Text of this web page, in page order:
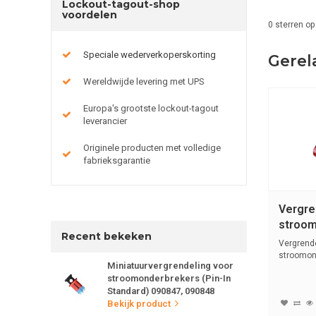
Lockout-tagout-shop
voordelen
Speciale wederverkoperskorting
Wereldwijde levering met UPS
Europa's grootste lockout-tagout
leverancier
Originele producten met volledige
fabrieksgarantie
Recent bekeken
Miniatuurvergrendeling voor
stroomonderbrekers (Pin-In
Standard) 090847, 090848
Bekijk product
0 sterren
<